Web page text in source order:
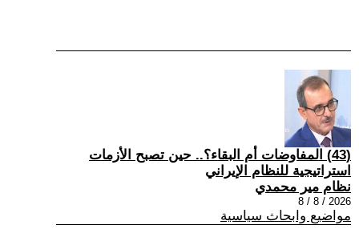
(43) المفاوضات أم البقاء؟.. حين تصبح الأزمات
استراتيجية للنظام الإيراني
نظام مير محمدي
2026 / 8 / 8
مواضيع وابحاث سياسية